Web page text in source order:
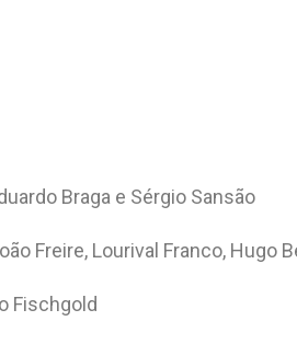
Braga e Sérgio Sansão
Freire, Lourival Franco, Hugo
Fischgold